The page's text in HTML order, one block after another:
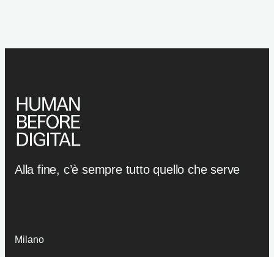
Alla fine, c’è sempre tutto quello che serve
Milano